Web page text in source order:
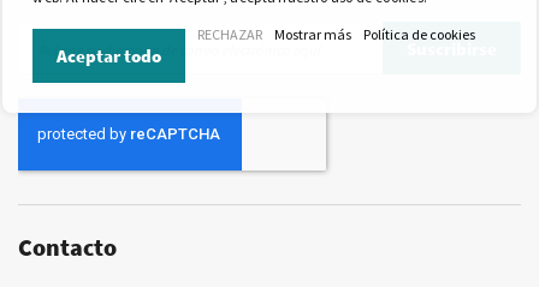
Inscríbase
boletín
Contacto
Aceptar todo
RECHAZAR Mostrar más Política de cookies